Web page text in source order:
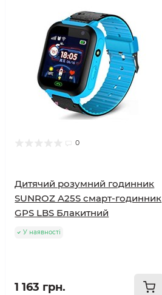
0
Дитячий розумний годинник
SUNROZ A25S смарт-годинник
GPS LBS Блакитний
У наявності
1 163 грн.